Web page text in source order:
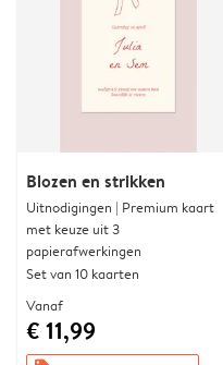
Blozen en strikken
Uitnodigingen | Premium kaart
met keuze uit 3
papierafwerkingen
Set van 10 kaarten
Vanaf
€ 11,99